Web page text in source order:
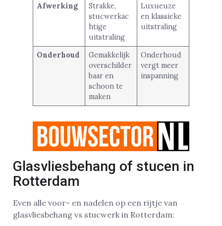
Afwerking
Strakke,
stucwerkac
htige
uitstraling
Luxueuze
en klassieke
uitstraling
Onderhoud
Gemakkelijk
overschilder
baar en
schoon te
maken
Onderhoud
vergt meer
inspanning
Glasvliesbehang of stucen in
Rotterdam
Even alle voor- en nadelen op een rijtje van
glasvliesbehang vs stucwerk in Rotterdam: